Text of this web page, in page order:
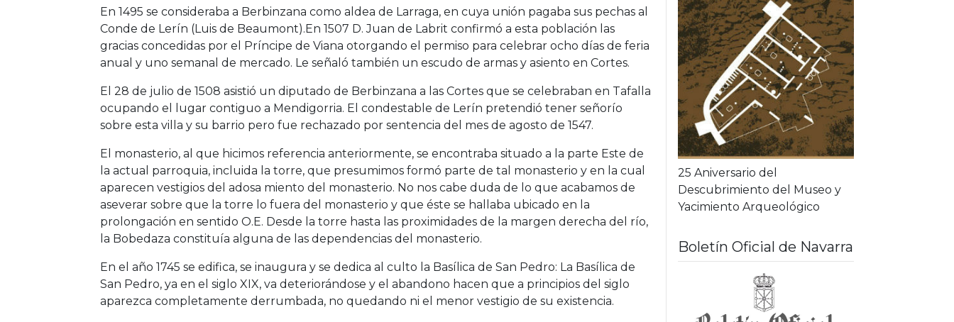
En 1495 se consideraba a Berbinzana como aldea de Larraga, en cuya unión pagaba sus pechas al
Conde de Lerín (Luis de Beaumont).En 1507 D. Juan de Labrit confirmó a esta población las
gracias concedidas por el Príncipe de Viana otorgando el permiso para celebrar ocho días de feria
anual y uno semanal de mercado. Le señaló también un escudo de armas y asiento en Cortes.
El 28 de julio de 1508 asistió un diputado de Berbinzana a las Cortes que se celebraban en Tafalla
ocupando el lugar contiguo a Mendigorria. El condestable de Lerín pretendió tener señorío
sobre esta villa y su barrio pero fue rechazado por sentencia del mes de agosto de 1547.
El monasterio, al que hicimos referencia anteriormente, se encontraba situado a la parte Este de
la actual parroquia, incluida la torre, que presumimos formó parte de tal monasterio y en la cual
aparecen vestigios del adosa miento del monasterio. No nos cabe duda de lo que acabamos de
aseverar sobre que la torre lo fuera del monasterio y que éste se hallaba ubicado en la
prolongación en sentido O.E. Desde la torre hasta las proximidades de la margen derecha del río,
la Bobedaza constituía alguna de las dependencias del monasterio.
En el año 1745 se edifica, se inaugura y se dedica al culto la Basílica de San Pedro: La Basílica de
San Pedro, ya en el siglo XIX, va deteriorándose y el abandono hacen que a principios del siglo
aparezca completamente derrumbada, no quedando ni el menor vestigio de su existencia.
25 Aniversario del
Descubrimiento del Museo y
Yacimiento Arqueológico
Boletín Oficial de Navarra